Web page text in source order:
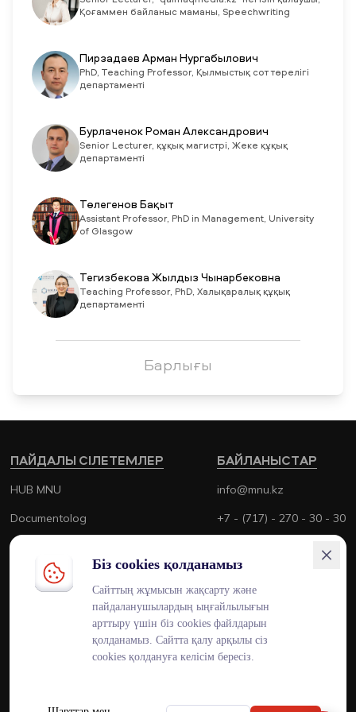
Қоғаммен байланыс маманы, Speechwriting
Пирзадаев Арман Нургабылович
PhD, Teaching Professor, Қылмыстық сот төрелігі
департаменті
Бурлаченок Роман Александрович
Senior Lecturer, құқық магистрі, Жеке құқық
департаменті
Төлегенов Бақыт
Assistant Professor, PhD in Management, University
of Glasgow
Тегизбекова Жылдыз Чынарбековна
Teaching Professor, PhD, Халықаралық құқық
департаменті
Барлығы
БАЙЛАНЫСТАР
info@mnu.kz
+7 - (717) - 270 - 30 - 30
+7 - (700) - 170 - 30 - 30
ПАЙДАЛЫ СІЛЕТЕМЛЕР
HUB MNU
Documentolog
Canvas
Platonus
Біз cookies қолданамыз
Сайттың жұмысын жақсарту және
пайдаланушылардың ыңғайлылығын
арттыру үшін біз cookies файлдарын
қолданамыз. Сайтта қалу арқылы сіз
cookies қолдануға келісім бересіз.